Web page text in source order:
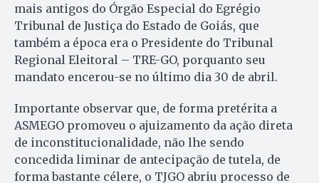
mais antigos do Órgão Especial do Egrégio
Tribunal de Justiça do Estado de Goiás, que
também a época era o Presidente do Tribunal
Regional Eleitoral – TRE-GO, porquanto seu
mandato encerou-se no último dia 30 de abril.
Importante observar que, de forma pretérita a
ASMEGO promoveu o ajuizamento da ação direta
de inconstitucionalidade, não lhe sendo
concedida liminar de antecipação de tutela, de
forma bastante célere, o TJGO abriu processo de